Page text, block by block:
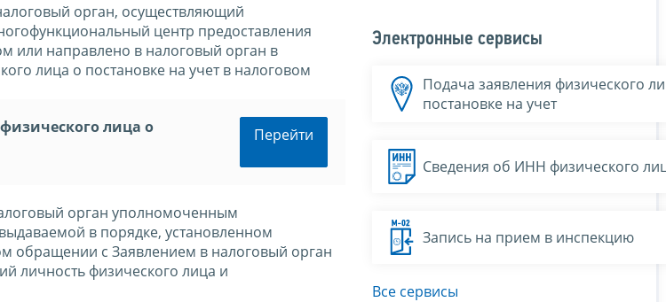
орган, осуществляющий
центр предоставления
или направлено в налоговый орган в
лица о постановке на учет в налоговом
Перейти
лица о
орган уполномоченным
в порядке, установленном
обращении с Заявлением в налоговый орган
личность физического лица и
Электронные сервисы
Подача заявления физического
постановке на учет
Сведения об ИНН физического
Запись на прием в инспекцию
Все сервисы